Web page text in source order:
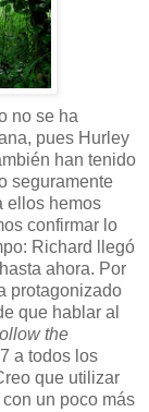
no se ha
pues Hurley
han tenido
seguramente
ellos hemos
confirmar lo
Richard llegó
ahora. Por
protagonizado
que hablar al
the
a todos los
que utilizar
un poco más